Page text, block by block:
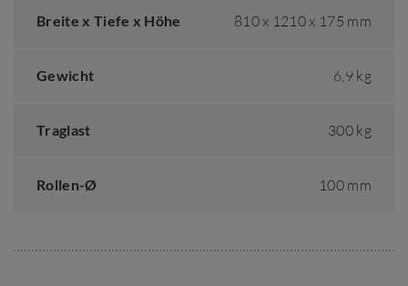
Breite x Tiefe x Höhe 810 x 1210 x 175 mm
Gewicht 6,9 kg
Traglast 300 kg
Rollen-Ø 100 mm